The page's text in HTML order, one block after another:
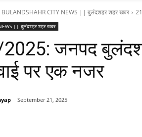
BULANDSHAHR CITY NEWS || बुलंदशहर शहर खबर
|| बुलंदशहर शहर खबर
जनपद
पर एक नजर
September 21, 2025